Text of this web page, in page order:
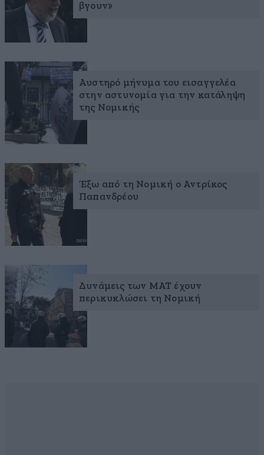
βγουν»
Αυστηρό μήνυμα του εισαγγελέα
στην αστυνομία για την κατάληψη
της Νομικής
Έξω από τη Νομική ο Αντρίκος
Παπανδρέου
Δυνάμεις των ΜΑΤ έχουν
περικυκλώσει τη Νομική